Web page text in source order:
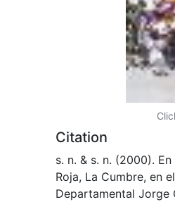
Citation
s. n. & s. n. (2000).
Roja, La Cumbre, en
Departamental Jorge